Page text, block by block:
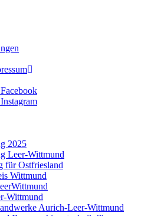
2025
Leer-Wittmund
für Ostfriesland
Wittmund
Wittmund
Aurich-Leer-Wittmund